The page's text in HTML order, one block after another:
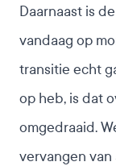
Daarnaast is
vandaag op
transitie echt
op heb, is dat
omgedraaid.
vervangen van